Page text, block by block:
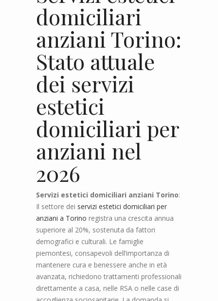
domiciliari
anziani Torino:
Stato attuale
dei servizi
estetici
domiciliari per
anziani nel
2026
Servizi estetici domiciliari anziani Torino:
Il settore dei servizi estetici domiciliari per
anziani a Torino registra una crescita annua
superiore al 20%, sostenuta da fattori
demografici e culturali. Le famiglie
piemontesi, consapevoli dell’importanza di
mantenere cura e benessere anche in età
avanzata, richiedono trattamenti professionali
direttamente a casa, nelle RSA o nelle case di